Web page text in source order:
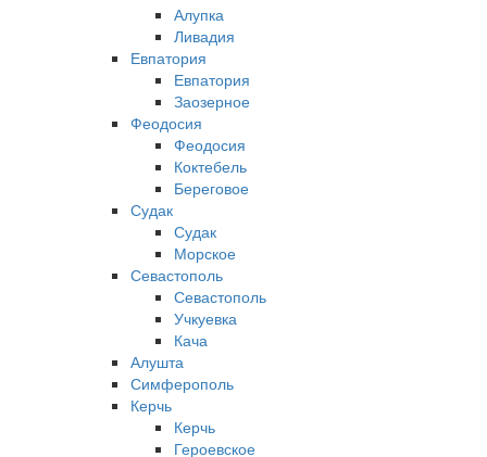
Алупка
Ливадия
Евпатория
Евпатория
Заозерное
Феодосия
Феодосия
Коктебель
Береговое
Судак
Судак
Морское
Севастополь
Севастополь
Учкуевка
Кача
Алушта
Симферополь
Керчь
Керчь
Героевское